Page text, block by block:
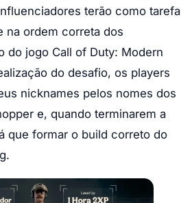
terão como tarefa
na ordem correta dos
do jogo Call of Duty: Modern
do desafio, os players
nicknames pelos nomes dos
e, quando terminarem a
que formar o build correto do